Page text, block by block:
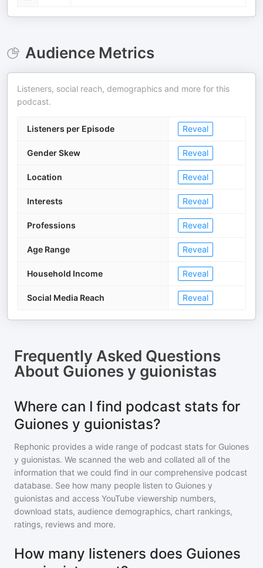
Audience Metrics
Listeners, social reach, demographics and more for this
podcast.
Listeners per Episode Reveal
Gender Skew Reveal
Location Reveal
Interests Reveal
Professions Reveal
Age Range Reveal
Household Income Reveal
Social Media Reach Reveal
Frequently Asked Questions
About Guiones y guionistas
Where can I find podcast stats for
Guiones y guionistas?
Rephonic provides a wide range of podcast stats for Guiones
y guionistas. We scanned the web and collated all of the
information that we could find in our comprehensive podcast
database. See how many people listen to Guiones y
guionistas and access YouTube viewership numbers,
download stats, audience demographics, chart rankings,
ratings, reviews and more.
How many listeners does Guiones